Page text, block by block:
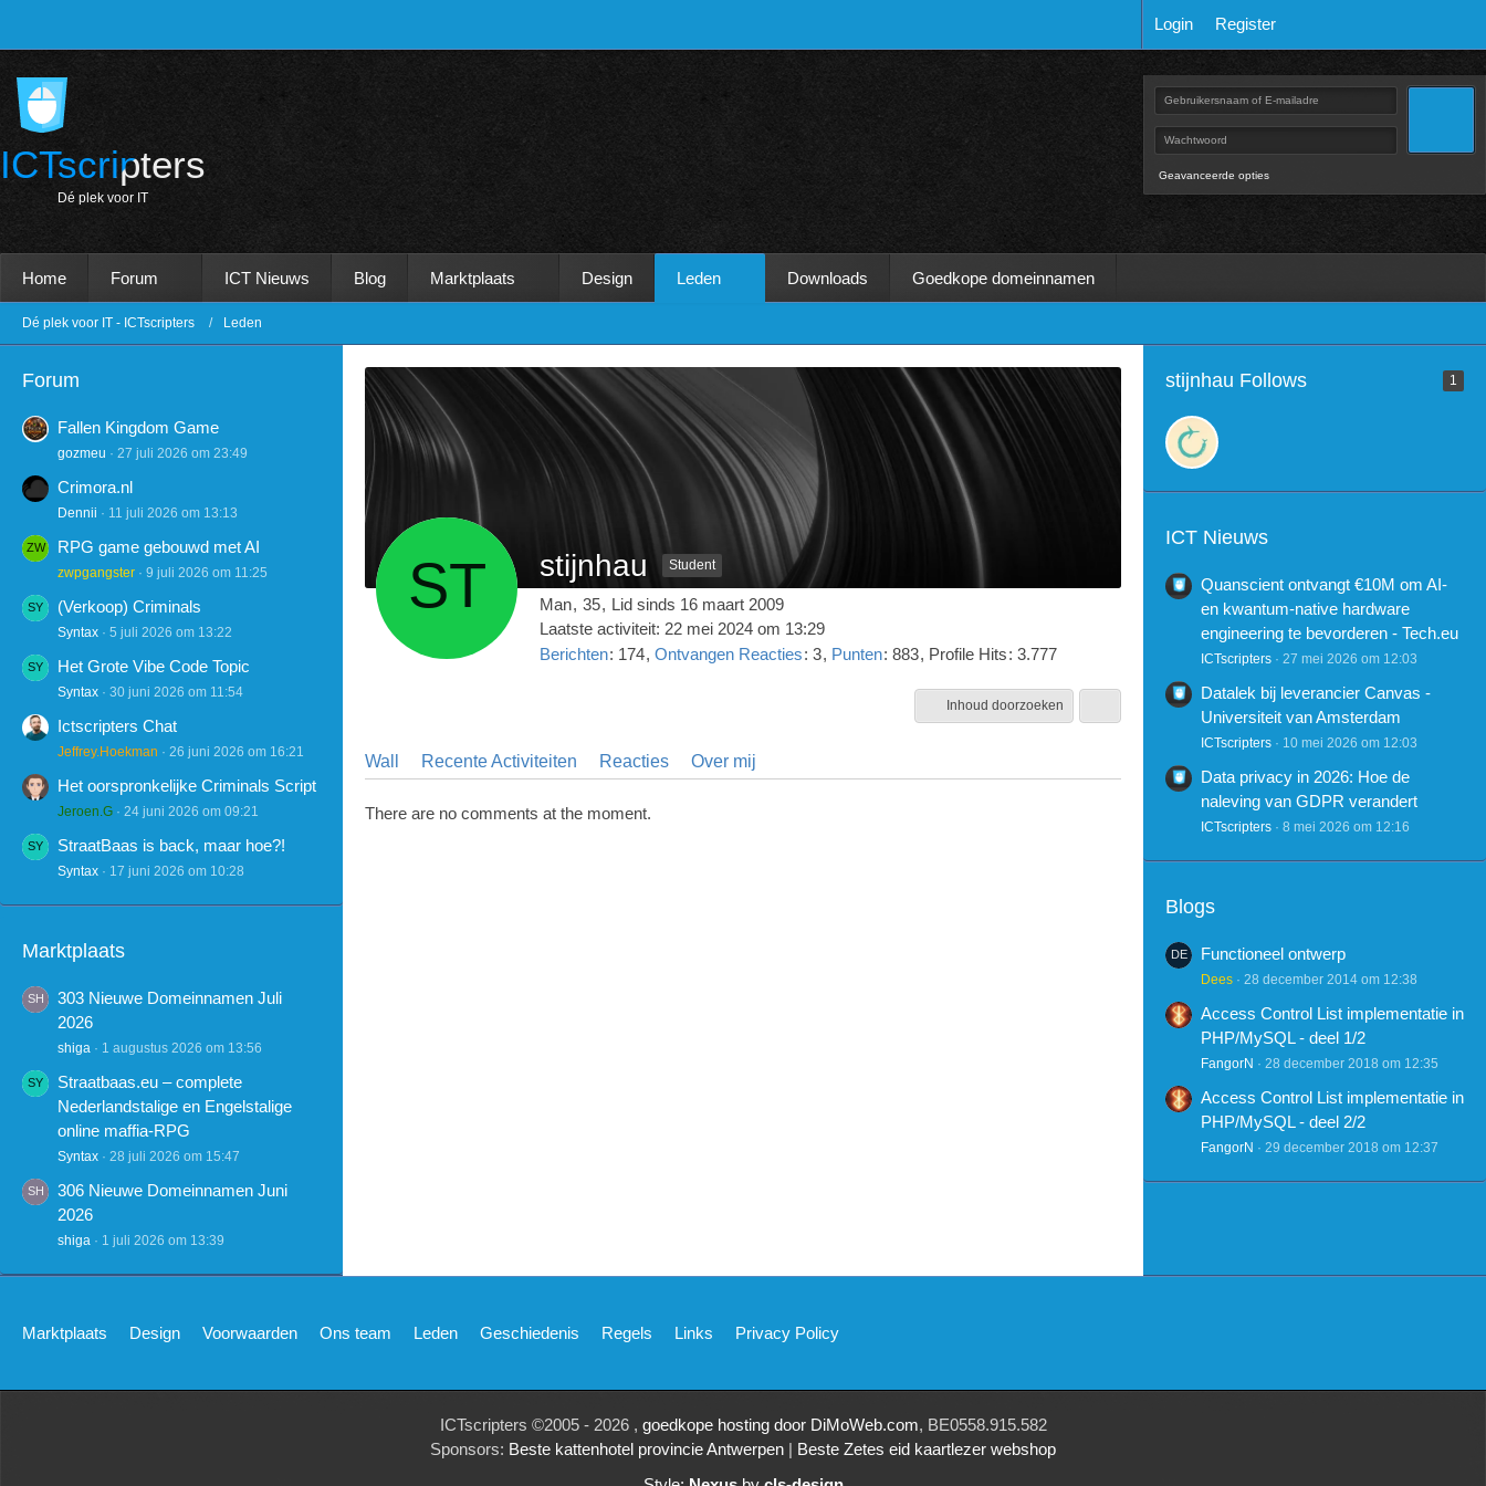
Login Register
ICTscripters
Dé p e k voor T
Geavanceerde opties
Home Forum ICT Nieuws Blog Marktplaats Design Leden Downloads Goedkope domeinnamen
Dé plek voor IT - ICTscripters Leden
Forum
Fallen Kingdom Game
gozmeu 27 juli 2026 om 23:49
Crimora.nl
Dennii 11 juli 2026 om 13:13
RPG game gebouwd met AI
zwpgangster 9 juli 2026 om 11:25
(Verkoop) Criminals
Syntax 5 juli 2026 om 13:22
Het Grote Vibe Code Topic
Syntax 30 juni 2026 om 11:54
Ictscripters Chat
Jeffrey.Hoekman 26 juni 2026 om 16:21
Het oorspronkelijke Criminals Script
Jeroen.G 24 juni 2026 om 09:21
StraatBaas is back, maar hoe?!
Syntax 17 juni 2026 om 10:28
Marktplaats
303 Nieuwe Domeinnamen Juli
2026
shiga 1 augustus 2026 om 13:56
Straatbaas.eu – complete
Nederlandstalige en Engelstalige
online maffia-RPG
Syntax 28 juli 2026 om 15:47
306 Nieuwe Domeinnamen Juni
2026
shiga 1 juli 2026 om 13:39
stijnhau Student
Man 35
Lid sinds 16 maart 2009
Laatste activiteit: 22 mei 2024 om 13:29
Berichten 174 Ontvangen Reacties 3 Punten 883 Profile Hits 3.777
Inhoud doorzoeken
Wall Recente Activiteiten Reacties Over mij
There are no comments at the moment.
stijnhau Follows 1
ICT Nieuws
Quanscient ontvangt €10M om AI-
en kwantum-native hardware
engineering te bevorderen - Tech.eu
ICTscripters 27 mei 2026 om 12:03
Datalek bij leverancier Canvas -
Universiteit van Amsterdam
ICTscripters 10 mei 2026 om 12:03
Data privacy in 2026: Hoe de
naleving van GDPR verandert
ICTscripters 8 mei 2026 om 12:16
Blogs
Functioneel ontwerp
Dees 28 december 2014 om 12:38
Access Control List implementatie in
PHP/MySQL - deel 1/2
FangorN 28 december 2018 om 12:35
Access Control List implementatie in
PHP/MySQL - deel 2/2
FangorN 29 december 2018 om 12:37
Marktplaats Design Voorwaarden Ons team Leden Geschiedenis Regels Links Privacy Policy
ICTscripters ©2005 - 2026 , goedkope hosting door DiMoWeb.com, BE0558.915.582
Sponsors: Beste kattenhotel provincie Antwerpen | Beste Zetes eid kaartlezer webshop